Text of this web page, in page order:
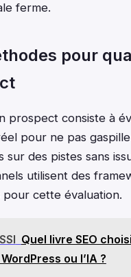
ferme.
pour
prospect consiste à
pour ne pas
sur des pistes sans
utilisent des
cette évaluation.
Quel livre SEO
ou l’IA ?